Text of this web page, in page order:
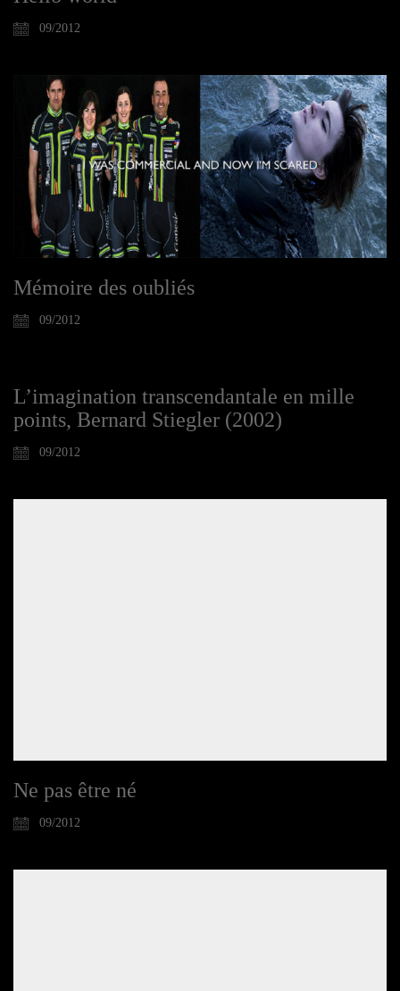
09/2012
Mémoire des oubliés
09/2012
L’imagination transcendantale en mille
points, Bernard Stiegler (2002)
09/2012
Ne pas être né
09/2012